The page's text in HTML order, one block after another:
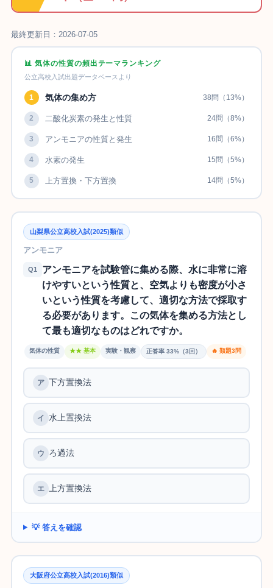
最終更新日：2026-07-05
📊 気体の性質の頻出テーマランキング
公立高校入試出題データベースより
1 気体の集め方 38問（13%）
2 二酸化炭素の発生と性質 24問（8%）
3 アンモニアの性質と発生 16問（6%）
4 水素の発生 15問（5%）
5 上方置換・下方置換 14問（5%）
山梨県公立高校入試(2025)類似
アンモニア
Q1
アンモニアを試験管に集める際、水に非常に溶
けやすいという性質と、空気よりも密度が小さ
いという性質を考慮して、適切な方法で採取す
る必要があります。この気体を集める方法とし
て最も適切なものはどれですか。
気体の性質 ★★ 基本 実験・観察 正答率 33%（3回） 🔥 類題3問
下方置換法
水上置換法
ろ過法
上方置換法
💡 答えを確認
大阪府公立高校入試(2016)類似